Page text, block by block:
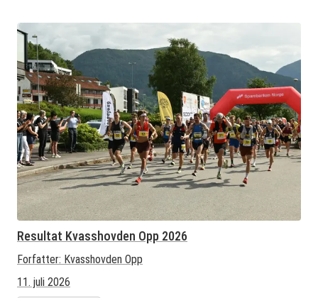
Resultat Kvasshovden Opp 2026
Forfatter: Kvasshovden Opp
11. juli 2026